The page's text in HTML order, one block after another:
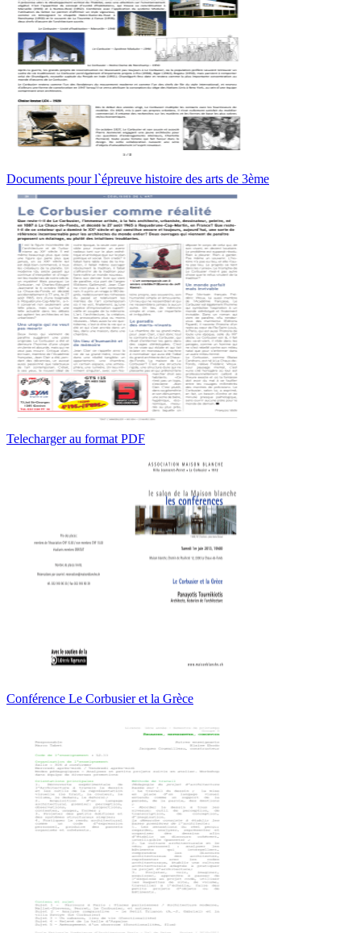
Documents pour l`épreuve histoire des arts de 3ème
Telecharger au format PDF
Conférence Le Corbusier et la Grèce